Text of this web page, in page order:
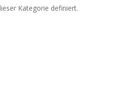
Kategorie definiert.